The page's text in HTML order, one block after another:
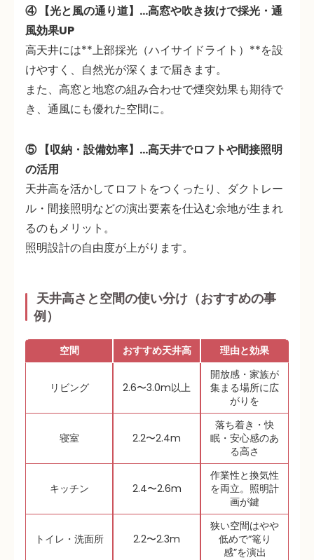
④ 【光と風の通り道】…高窓や吹き抜けで採光・通
風効果UP
高天井には**上部採光（ハイサイドライト）**を設
けやすく、自然光が深くまで届きます。
また、 高窓と地窓の組み合わせで煙突効果も期待で
き、通風にも優れた空間に。
⑤ 【収納・設備効率】…高天井でロフトや間接照明
の活用
天井高を活かしてロフトをつくったり、ダクトレー
ル・間接照明などの演出要素を仕込む余地が生まれ
るのもメリット。
照明設計の自由度が上がります。
天井高さと空間の使い分け（おすすめの事
例）
空間 おすすめ天井高 理由と効果
リビング 2.6〜3.0m以上
開放感・家族が
集まる場所に広
がりを
寝室 2.2〜2.4m
落ち着き・快
眠・安心感のあ
る高さ
キッチン 2.4〜2.6m
作業性と換気性
を両立。照明計
画が鍵
トイレ・洗面所 2.2〜2.3m
狭い空間はやや
低めで“篭り
感”を演出